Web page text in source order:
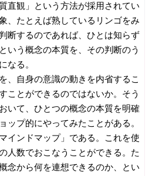
直観」という方法が採用されてい
、たとえば熟しているリンゴをみ
断するのであれば、ひとは知らず
いう概念の本質を、その判断のう
なる。
、自身の意識の動きを内省するこ
ことができるのではないか。そう
いて、ひとつの概念の本質を明確
ップ的にやってみたことがある。
インドマップ」である。これを使
人数でおこなうことができる。た
念から何を連想できるのか、とい